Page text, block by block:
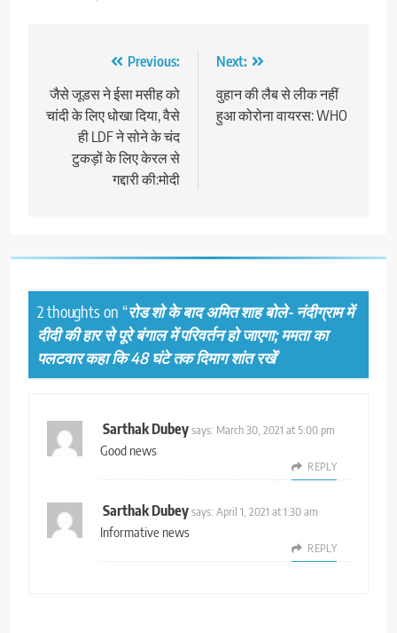
navigation
Previous:
जैसे जूडस ने ईसा मसीह को
चांदी के लिए धोखा दिया, वैसे
ही LDF ने सोने के चंद
टुकड़ों के लिए केरल से
गद्दारी की:मोदी
Next:
वुहान की लैब से लीक नहीं
हुआ कोरोना वायरस: WHO
2 thoughts on “रोड शो के बाद अमित शाह बोले- नंदीग्राम में
दीदी की हार से पूरे बंगाल में परिवर्तन हो जाएगा; ममता का
पलटवार कहा कि 48 घंटे तक दिमाग शांत रखें”
Sarthak Dubeysays: March 30, 2021 at 5:00 pm
Good news
REPLY
Sarthak Dubeysays: April 1, 2021 at 1:30 am
Informative news
REPLY